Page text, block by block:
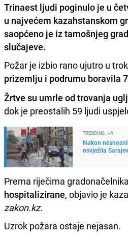
Trinaest ljudi poginulo je u
u najvećem kazahstanskom
saopćeno je iz tamošnjeg
slučajeve.
Požar je izbio rano ujutro u
prizemlju i podrumu boravila
Žrtve su umrle od trovanja
dok je preostalih 59 ljudi
TRENDING
Nakon
osvježila
Prema riječima
hospitalizirane, objavio je
zakon.kz.
Uzrok požara ostaje nejasan.